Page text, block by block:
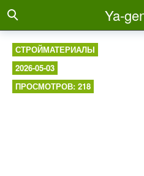
Ya-
СТРОЙМАТЕРИАЛЫ
2026-05-03
ПРОСМОТРОВ: 218